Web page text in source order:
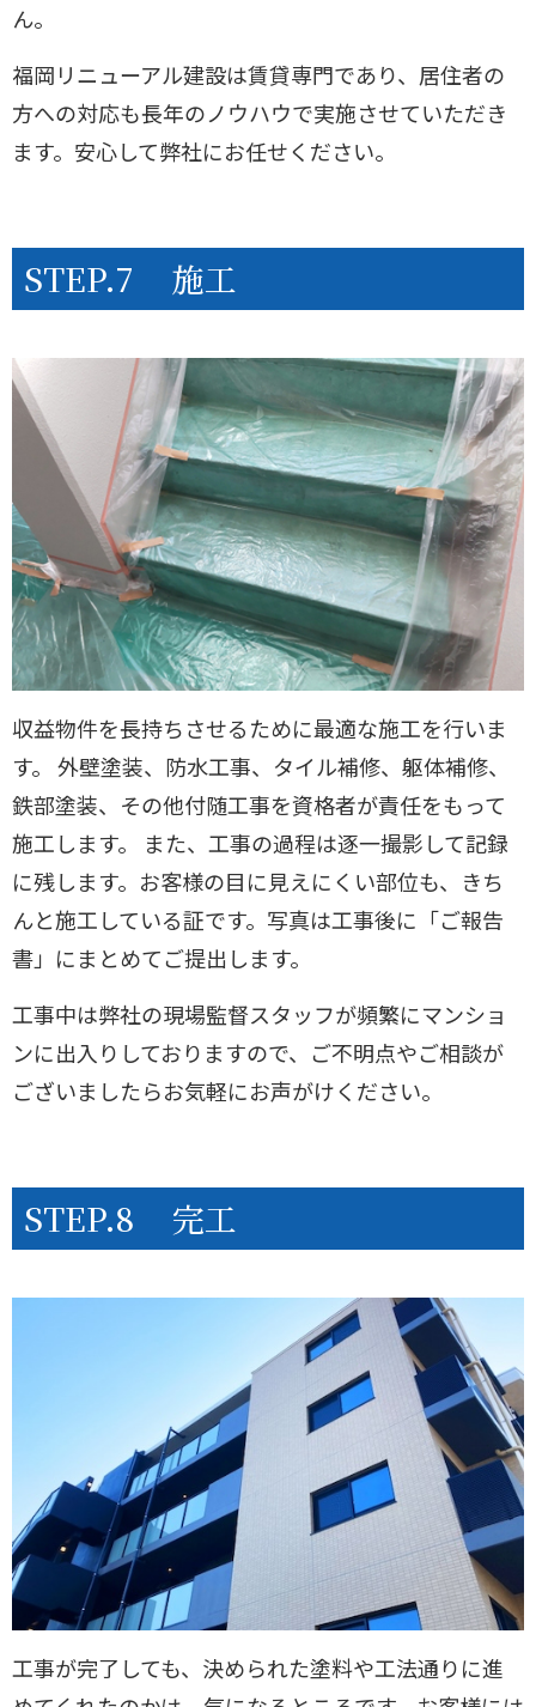
ん。
福岡リニューアル建設は賃貸専門であり、居住者の
方への対応も長年のノウハウで実施させていただき
ます。安心して弊社にお任せください。
STEP.7 施工
収益物件を長持ちさせるために最適な施工を行いま
す。 外壁塗装、防水工事、タイル補修、躯体補修、
鉄部塗装、その他付随工事を資格者が責任をもって
施工します。 また、工事の過程は逐一撮影して記録
に残します。お客様の目に見えにくい部位も、きち
んと施工している証です。写真は工事後に「ご報告
書」にまとめてご提出します。
工事中は弊社の現場監督スタッフが頻繁にマンショ
ンに出入りしておりますので、ご不明点やご相談が
ございましたらお気軽にお声がけください。
STEP.8 完工
工事が完了しても、決められた塗料や工法通りに進